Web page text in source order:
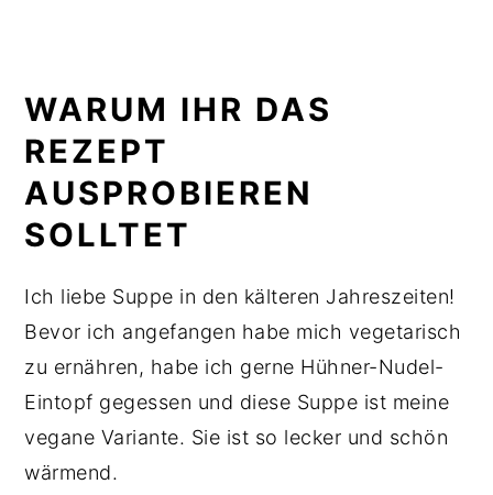
WARUM IHR DAS
REZEPT
AUSPROBIEREN
SOLLTET
Ich liebe Suppe in den kälteren Jahreszeiten!
Bevor ich angefangen habe mich vegetarisch
zu ernähren, habe ich gerne Hühner-Nudel-
Eintopf gegessen und diese Suppe ist meine
vegane Variante. Sie ist so lecker und schön
wärmend.